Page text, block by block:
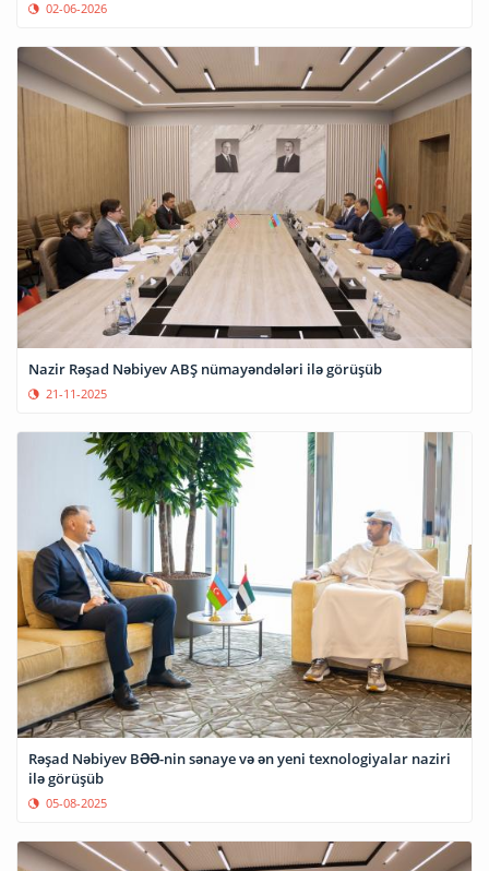
02-06-2026
Nazir Rəşad Nəbiyev ABŞ nümayəndələri ilə görüşüb
21-11-2025
Rəşad Nəbiyev BƏƏ-nin sənaye və ən yeni texnologiyalar naziri
ilə görüşüb
05-08-2025